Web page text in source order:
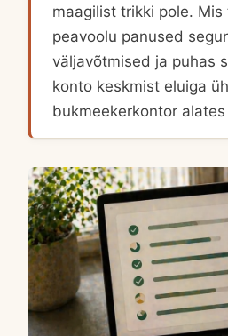
maagilist trikki pole.
peavoolu panused
väljavõtmised ja puhas
konto keskmist eluiga
bukmeekerkontor